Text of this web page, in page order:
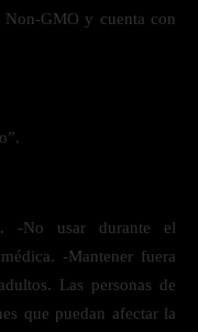
Non-GMO y cuenta con
-No usar durante el
-Mantener fuera
Las personas de
que puedan afectar la